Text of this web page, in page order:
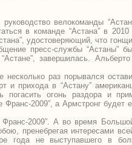
велокоманды
в команде “Астана” в
удостоверяющий, что
пресс-службы “Астаны”
завершилась.
раз порывался
прихода в “Астану”
огонь раздора и
2009”, а Армстронг будет
2009”. А во время
пренебрегая интересами
года не выступавшего в